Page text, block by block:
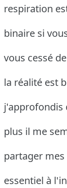
respiration
binaire si
vous cessé
la réalité est
j'approfondis
plus il me
partager
essentiel à